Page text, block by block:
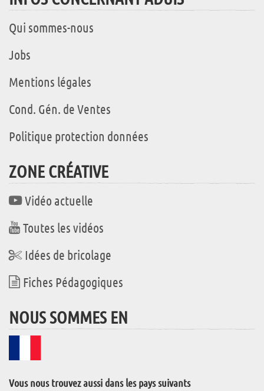
Qui sommes-nous
Jobs
Mentions légales
Cond. Gén. de Ventes
Politique protection données
ZONE CRÉATIVE
Vidéo actuelle
Toutes les vidéos
Idées de bricolage
Fiches Pédagogiques
NOUS SOMMES EN
Vous nous trouvez aussi dans les pays suivants